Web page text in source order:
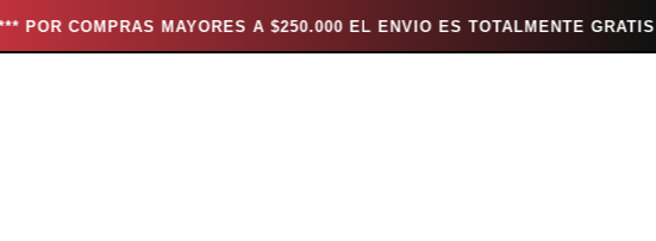
A $250.000 EL ENVIO ES TOTALMENTE GRATIS *** --- ***